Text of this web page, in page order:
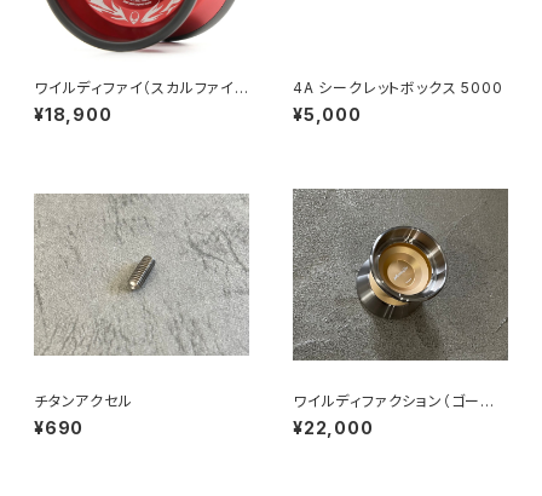
ワイルディファイ（スカルファイヤ
ー）
¥18,900
4A シークレットボックス 5000
¥5,000
チタンアクセル
¥690
ワイルディファクション（ゴール
ド）
¥22,000